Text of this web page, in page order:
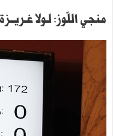
منجي اللّوز: لـولا